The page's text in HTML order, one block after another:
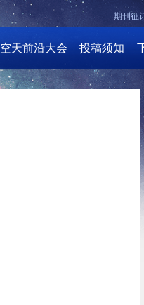
期刊征
空天前沿大会 投稿须知